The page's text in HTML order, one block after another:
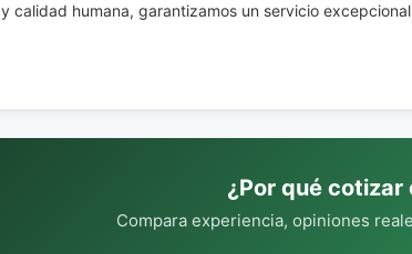
calidad humana, garantizamos un servicio
¿Por qué cotizar
Compara experiencia, opiniones